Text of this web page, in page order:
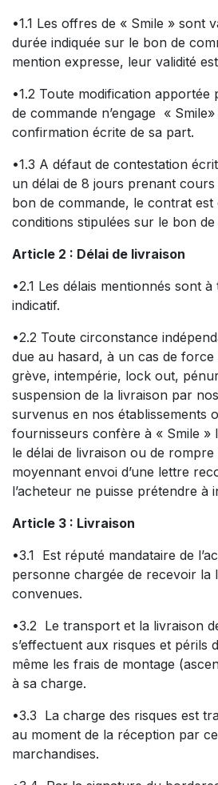
•1.1 Les offres de « Smile » sont
durée indiquée sur le bon de
mention expresse, leur validité
•1.2 Toute modification apportée
de commande n’engage « Smile»
confirmation écrite de sa part.
•1.3 A défaut de contestation
un délai de 8 jours prenant
bon de commande, le contrat
conditions stipulées sur le bon de
Article 2 : Délai de livraison
•2.1 Les délais mentionnés sont
indicatif.
•2.2 Toute circonstance
due au hasard, à un cas de force
grève, intempérie, lock out,
suspension de la livraison par
survenus en nos établissements
fournisseurs confère à « Smile »
le délai de livraison ou de
moyennant envoi d’une lettre
l’acheteur ne puisse prétendre à
Article 3 : Livraison
•3.1 Est réputé mandataire de
personne chargée de recevoir la
convenues.
•3.2 Le transport et la livraison
s’effectuent aux risques et périls
même les frais de montage
à sa charge.
•3.3 La charge des risques est
au moment de la réception par
marchandises.